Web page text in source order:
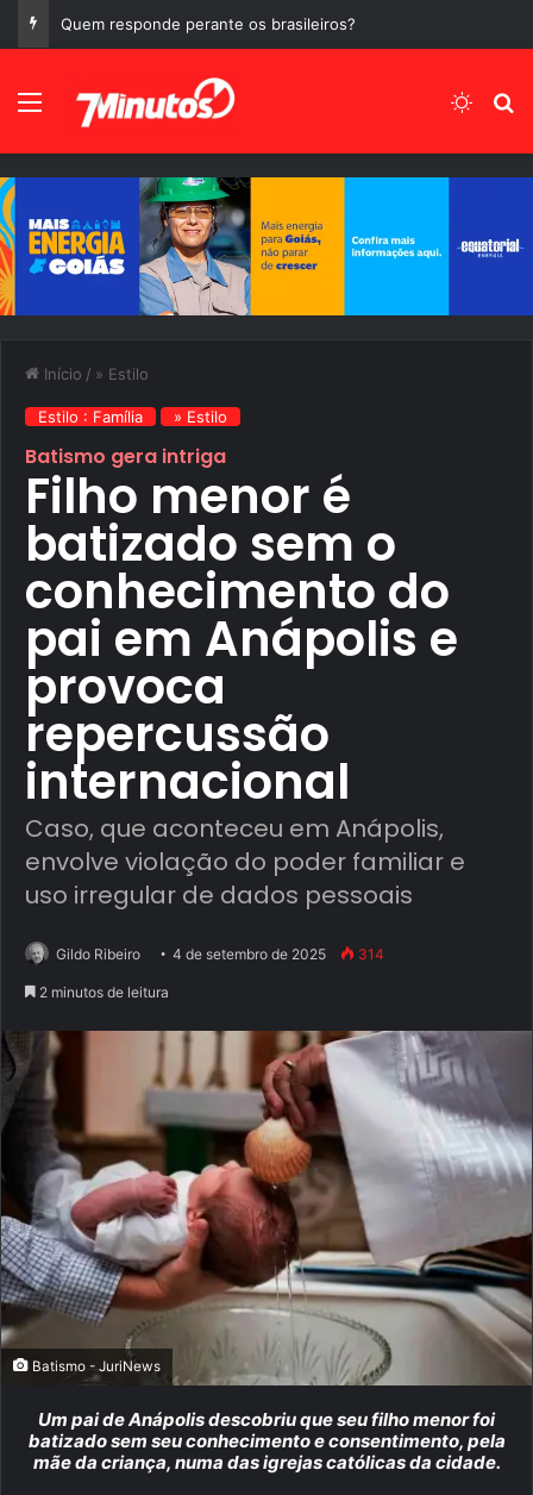
Quem responde perante os brasileiros?
Menu
Início / » Estilo
Estilo : Família » Estilo
Batismo gera intriga
Filho menor é
batizado sem o
conhecimento do
pai em Anápolis e
provoca
repercussão
internacional
Caso, que aconteceu em Anápolis,
envolve violação do poder familiar e
uso irregular de dados pessoais
Gildo Ribeiro 4 de setembro de 2025 314
2 minutos de leitura
Batismo - JuriNews
Um pai de Anápolis descobriu que seu filho menor foi
batizado sem seu conhecimento e consentimento, pela
mãe da criança, numa das igrejas católicas da cidade.